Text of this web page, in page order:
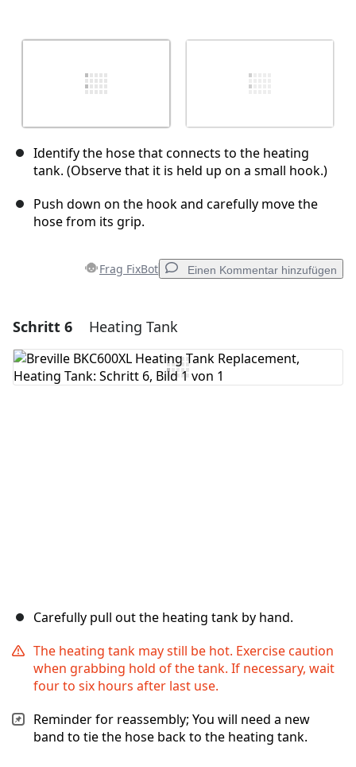
Identify the hose that connects to the heating
tank. (Observe that it is held up on a small hook.)
Push down on the hook and carefully move the
hose from its grip.
Frag FixBot Einen Kommentar hinzufügen
Einen Kommentar hinzufügen
Kommentar hinzufügen
Schritt 6 Heating Tank
Carefully pull out the heating tank by hand.
The heating tank may still be hot. Exercise caution
when grabbing hold of the tank. If necessary, wait
four to six hours after last use.
Reminder for reassembly; You will need a new
band to tie the hose back to the heating tank.